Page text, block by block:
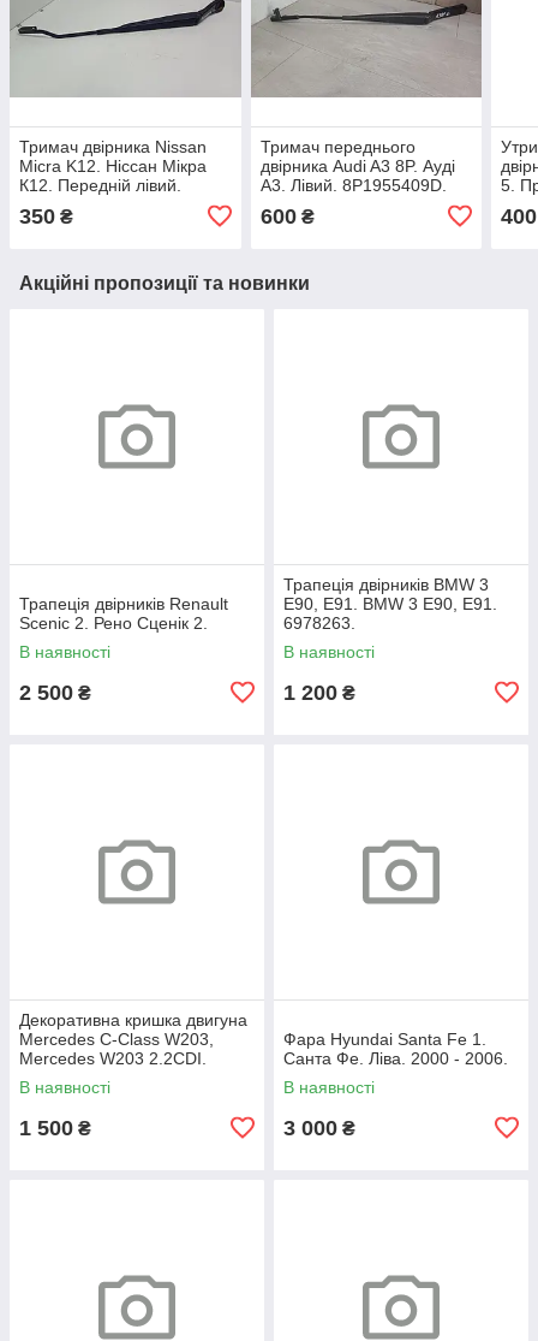
Тримач двірника Nissan
Micra K12. Ніссан Мікра
К12. Передній лівий.
350 ₴
Тримач переднього
двірника Audi A3 8P. Ауді
А3. Лівий. 8P1955409D.
600₴
5.
400
Акційні пропозиції та новинки
Трапеція двірників Renault
Scenic 2. Рено Сценік 2.
В наявності
2 500 ₴
Трапеція двірників BMW 3
E90, E91. BMW 3 Е90, Е91.
6978263.
В наявності
1 200 ₴
Декоративна кришка двигуна
Mercedes C-Class W203,
Mercedes W203 2.2CDI.
A6460100467.
В наявності
1 500 ₴
Фара Hyundai Santa Fe 1.
Санта Фе. Ліва. 2000 - 2006.
В наявності
3 000 ₴